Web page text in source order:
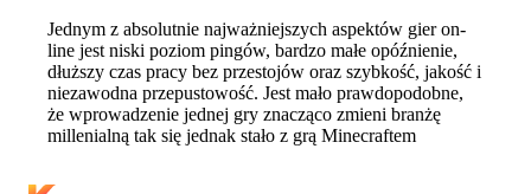
Jednym z absolutnie najważniejszych aspektów gier on-
line jest niski poziom pingów, bardzo małe opóźnienie,
dłuższy czas pracy bez przestojów oraz szybkość, jakość i
niezawodna przepustowość. Jest mało prawdopodobne,
że wprowadzenie jednej gry znacząco zmieni branżę
millenialną tak się jednak stało z grą Minecraftem